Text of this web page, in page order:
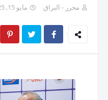
محرر - البراق مايو 15, 2025